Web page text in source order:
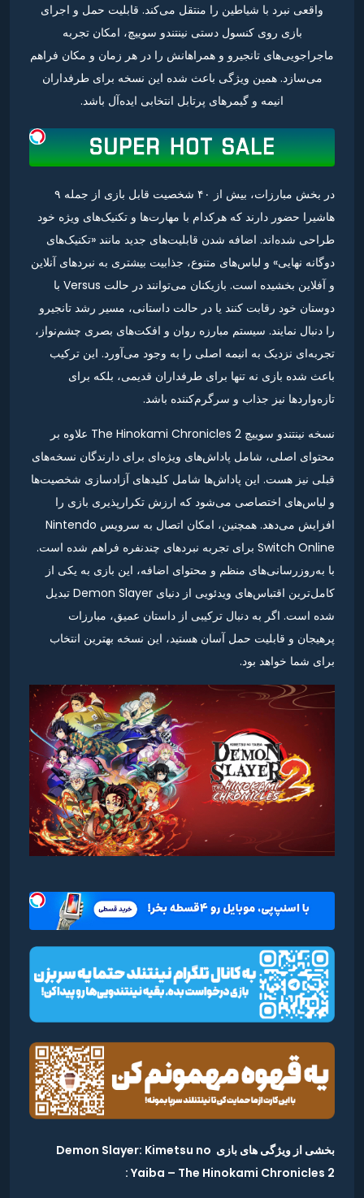
واقعی نبرد با شیاطین را منتقل می‌کند. قابلیت حمل و اجرای
بازی روی کنسول دستی نینتندو سوییچ، امکان تجربه
ماجراجویی‌های تانجیرو و همراهانش را در هر زمان و مکان فراهم
می‌سازد. همین ویژگی باعث شده این نسخه برای طرفداران
انیمه و گیمرهای پرتابل انتخابی ایده‌آل باشد.
در بخش مبارزات، بیش از ۴۰ شخصیت قابل بازی از جمله ۹
هاشیرا حضور دارند که هرکدام با مهارت‌ها و تکنیک‌های ویژه خود
طراحی شده‌اند. اضافه شدن قابلیت‌های جدید مانند «تکنیک‌های
دوگانه نهایی» و لباس‌های متنوع، جذابیت بیشتری به نبردهای آنلاین
و آفلاین بخشیده است. بازیکنان می‌توانند در حالت Versus با
دوستان خود رقابت کنند یا در حالت داستانی، مسیر رشد تانجیرو
را دنبال نمایند. سیستم مبارزه روان و افکت‌های بصری چشم‌نواز،
تجربه‌ای نزدیک به انیمه اصلی را به وجود می‌آورد. این ترکیب
باعث شده بازی نه تنها برای طرفداران قدیمی، بلکه برای
تازه‌واردها نیز جذاب و سرگرم‌کننده باشد.
نسخه نینتندو سوییچ The Hinokami Chronicles 2 علاوه بر
محتوای اصلی، شامل پاداش‌های ویژه‌ای برای دارندگان نسخه‌های
قبلی نیز هست. این پاداش‌ها شامل کلیدهای آزادسازی شخصیت‌ها
و لباس‌های اختصاصی می‌شود که ارزش تکرارپذیری بازی را
افزایش می‌دهد. همچنین، امکان اتصال به سرویس Nintendo
Switch Online برای تجربه نبردهای چندنفره فراهم شده است.
با به‌روزرسانی‌های منظم و محتوای اضافه، این بازی به یکی از
کامل‌ترین اقتباس‌های ویدئویی از دنیای Demon Slayer تبدیل
شده است. اگر به دنبال ترکیبی از داستان عمیق، مبارزات
پرهیجان و قابلیت حمل آسان هستید، این نسخه بهترین انتخاب
برای شما خواهد بود.
بخشی از ویژگی های بازی Demon Slayer: Kimetsu no
Yaiba – The Hinokami Chronicles 2 :